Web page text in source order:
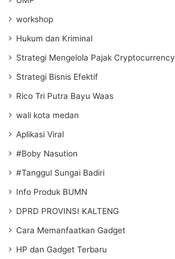
workshop
Hukum dan Kriminal
Strategi Mengelola Pajak Cryptocurrency
Strategi Bisnis Efektif
Rico Tri Putra Bayu Waas
wali kota medan
Aplikasi Viral
#Boby Nasution
#Tanggul Sungai Badiri
Info Produk BUMN
DPRD PROVINSI KALTENG
Cara Memanfaatkan Gadget
HP dan Gadget Terbaru